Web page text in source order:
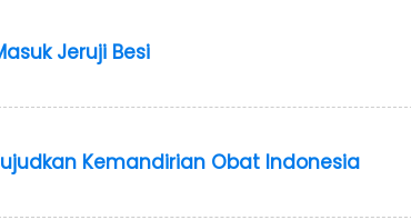
Jeruji Besi
Kemandirian Obat Indonesia